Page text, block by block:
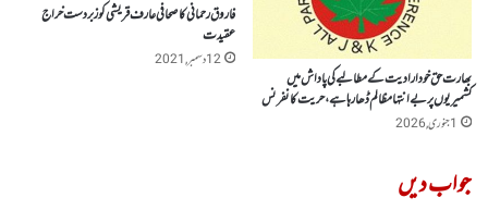
بھارت حق خود ارادیت کے مطالبے کی پاداش میں
کشمیریوں پر بے انتہا مظالم ڈھا رہا ہے، حریت کانفرنس
1 جنوری, 2026
فاروق رحمانی کاصحافی عارف قریشی کو زبردست خراج
عقیدت
12 دسمبر, 2021
جواب دیں